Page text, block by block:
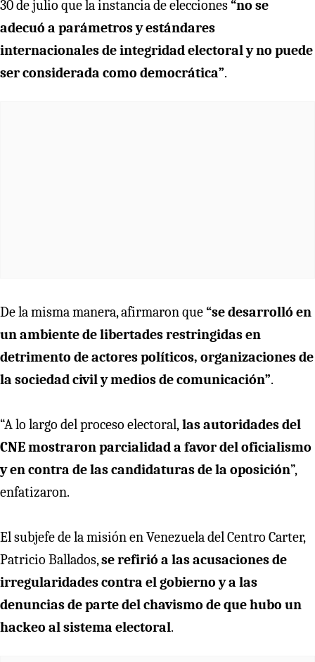
30 de julio que la instancia de elecciones“no se
adecuó a parámetros y estándares
internacionales de integridad electoral y no puede
ser considerada como democrática”.
De la misma manera, afirmaron que“se desarrolló en
un ambiente de libertades restringidas en
detrimento de actores políticos, organizaciones de
la sociedad civil y medios de comunicación”.
“A lo largo del proceso electoral, las autoridades del
CNE mostraron parcialidad a favor del oficialismo
y en contra de las candidaturas de la oposición”,
enfatizaron.
El subjefe de la misión en Venezuela del Centro Carter,
Patricio Ballados,se refirió a las acusaciones de
irregularidades contra el gobierno y a las
denuncias de parte del chavismo de que hubo un
hackeo al sistema electoral.